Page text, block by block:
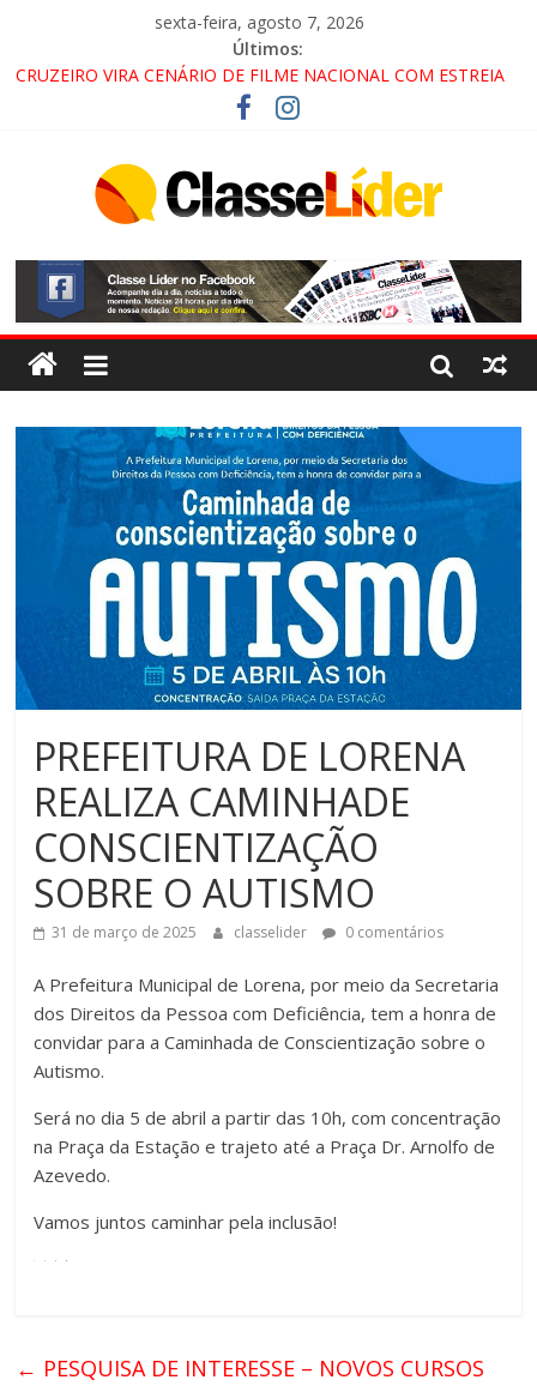
sexta-feira, agosto 7, 2026
Últimos:
CRUZEIRO VIRA CENÁRIO DE FILME NACIONAL COM ESTREIA
PROMOTOR DO GAECO
ACESSO À APARECIDA NA DUTRA SERÁ BLOQUEADO NO FIM
ALTERNATIVAS
LORENA, PINDAMONHANGABA E QUELUZ NA RETA FINAL
PELA FÁBRICA DA COCA-COLA!
PREFEITURA DE LORENA
REALIZA CAMINHADE
CONSCIENTIZAÇÃO
SOBRE O AUTISMO
31 de março de 2025 classelider 0 comentários
A Prefeitura Municipal de Lorena, por meio da Secretaria
dos Direitos da Pessoa com Deficiência, tem a honra de
convidar para a Caminhada de Conscientização sobre o
Autismo.
Será no dia 5 de abril a partir das 10h, com concentração
na Praça da Estação e trajeto até a Praça Dr. Arnolfo de
Azevedo.
Vamos juntos caminhar pela inclusão!
← PESQUISA DE INTERESSE – NOVOS CURSOS